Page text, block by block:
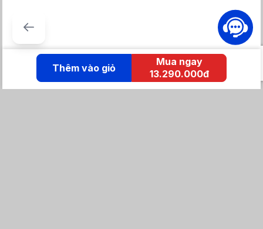
Thêm vào giỏ
Mua ngay
13.290.000đ